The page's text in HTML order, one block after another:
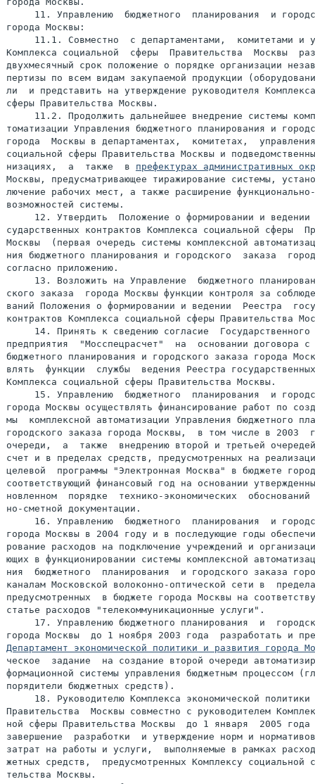
11. Управлению  бюджетного  планирования  и
города Москвы:
11.1. Совместно  с департаментами,  комитетами и
Комплекса социальной  сферы  Правительства  Москвы
двухмесячный срок положение о порядке организации
пертизы по всем видам закупаемой продукции
ли  и представить на утверждение руководителя
сферы Правительства Москвы.
11.2. Продолжить дальнейшее внедрение системы
томатизации Управления бюджетного планирования и
города  Москвы в департаментах,  комитетах,
социальной сферы Правительства Москвы и
низациях,  а  также  в префектурах административных
Москвы, предусматривающее тиражирование системы,
лючение рабочих мест, а также расширение функционально-
возможностей системы.
12. Утвердить  Положение о формировании и ведении
сударственных контрактов Комплекса социальной сферы
Москвы  (первая очередь системы комплексной
ния бюджетного планирования и городского  заказа
согласно приложению.
13. Возложить на Управление  бюджетного
ского заказа  города Москвы функции контроля за
ваний Положения о формировании и ведении  Реестра
контрактов Комплекса социальной сферы Правительства
14. Принять к сведению согласие  Государственного
предприятия  "Мосспецрасчет"  на  основании договора с
бюджетного планирования и городского заказа города
влять  функции  службы  ведения Реестра
Комплекса социальной сферы Правительства Москвы.
15. Управлению  бюджетного  планирования  и
города Москвы осуществлять финансирование работ по
мы  комплексной автоматизации Управления бюджетного
городского заказа города Москвы,  в том числе в 2003
очереди,  а  также  внедрению второй и третьей
счет и в пределах средств, предусмотренных на
целевой  программы "Электронная Москва" в бюджете
соответствующий финансовый год на основании
новленном  порядке  технико-экономических
но-сметной документации.
16. Управлению  бюджетного  планирования  и
города Москвы в 2004 году и в последующие годы
рование расходов на подключение учреждений и
ющих в функционировании системы комплексной
ния  бюджетного  планирования  и городского заказа
каналам Московской волоконно-оптической сети в
предусмотренных  в бюджете города Москвы на
статье расходов "телекоммуникационные услуги".
17. Управлению бюджетного планирования  и
Департамент экономической политики и развития города
ческое  задание  на создание второй очереди
формационной системы управления бюджетным процессом
порядители бюджетных средств).
18. Руководителю Комплекса экономической политики
Правительства  Москвы совместно с руководителем
ной сферы Правительства Москвы  до 1 января  2005 года
завершение  разработки  и утверждение норм и
затрат на работы и услуги,  выполняемые в рамках
жетных средств,  предусмотренных Комплексу социальной
тельства Москвы.